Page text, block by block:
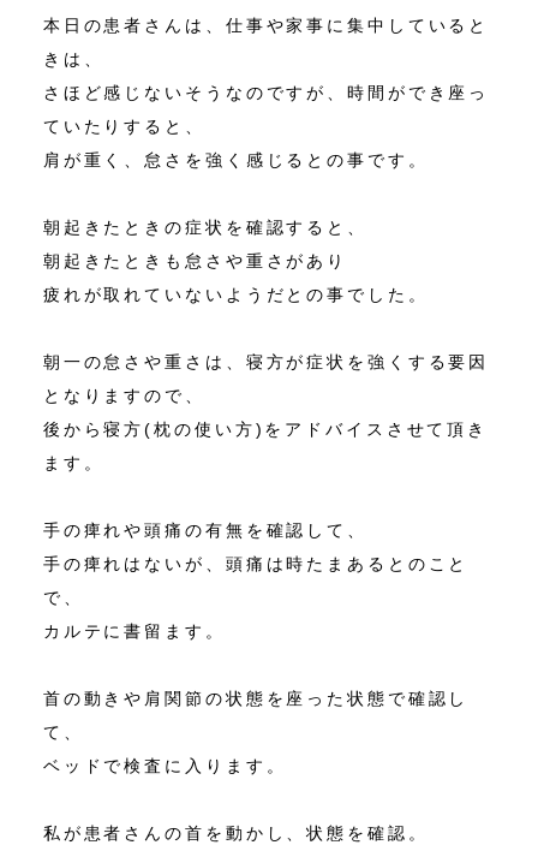
本日の患者さんは、仕事や家事に集中していると
きは、
さほど感じないそうなのですが、時間ができ座っ
ていたりすると、
肩が重く、怠さを強く感じるとの事です。
朝起きたときの症状を確認すると、
朝起きたときも怠さや重さがあり
疲れが取れていないようだとの事でした。
朝一の怠さや重さは、寝方が症状を強くする要因
となりますので、
後から寝方(枕の使い方)をアドバイスさせて頂き
ます。
手の痺れや頭痛の有無を確認して、
手の痺れはないが、頭痛は時たまあるとのこと
で、
カルテに書留ます。
首の動きや肩関節の状態を座った状態で確認し
て、
ベッドで検査に入ります。
私が患者さんの首を動かし、状態を確認。